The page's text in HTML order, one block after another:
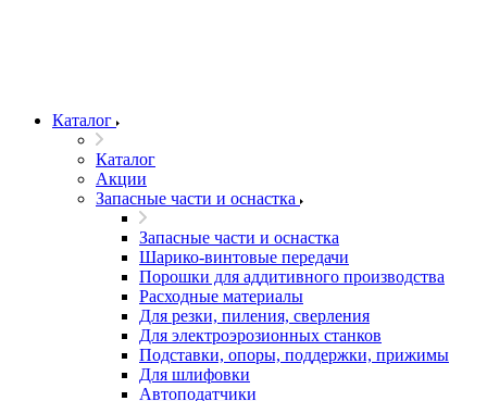
Каталог
Каталог
Акции
Запасные части и оснастка
Запасные части и оснастка
Шарико-винтовые передачи
Порошки для аддитивного производства
Расходные материалы
Для резки, пиления, сверления
Для электроэрозионных станков
Подставки, опоры, поддержки, прижимы
Для шлифовки
Автоподатчики